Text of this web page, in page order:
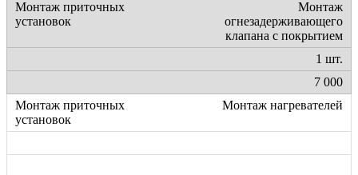
Монтаж
огнезадерживающего
клапана с покрытием
1 шт.
7 000
Монтаж нагревателей